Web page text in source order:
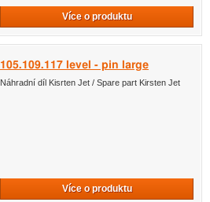
Více o produktu
105.109.117 level - pin large
Náhradní díl Kisrten Jet / Spare part Kirsten Jet
Více o produktu